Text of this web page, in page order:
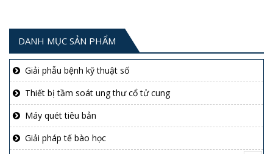
DANH MỤC SẢN PHẨM
Giải phẫu bệnh kỹ thuật số
Thiết bị tầm soát ung thư cổ tử cung
Máy quét tiêu bản
Giải pháp tế bào học